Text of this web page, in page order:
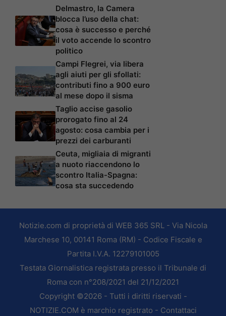
Delmastro, la Camera
blocca l’uso della chat:
cosa è successo e perché
il voto accende lo scontro
politico
Campi Flegrei, via libera
agli aiuti per gli sfollati:
contributi fino a 900 euro
al mese dopo il sisma
Taglio accise gasolio
prorogato fino al 24
agosto: cosa cambia per i
prezzi dei carburanti
Ceuta, migliaia di migranti
a nuoto riaccendono lo
scontro Italia-Spagna:
cosa sta succedendo
Notizie.com di proprietà di WEB 365 SRL - Via Nicola
Marchese 10, 00141 Roma (RM) - Codice Fiscale e
Partita I.V.A. 12279101005
Testata Giornalistica registrata presso il Tribunale di
Roma con n°208/2021 del 21/12/2021
Copyright ©2026 - Tutti i diritti riservati -
NOTIZIE.COM è marchio registrato - Contattaci